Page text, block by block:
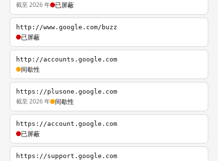
截至 2026 年 已屏蔽
http://www.google.com/buzz
已屏蔽
http://accounts.google.com
间歇性
https://plusone.google.com
截至 2026 年 间歇性
https://account.google.com
已屏蔽
https://support.google.com